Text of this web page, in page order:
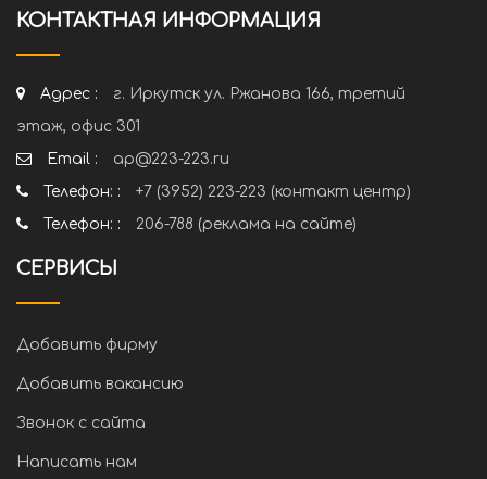
КОНТАКТНАЯ ИНФОРМАЦИЯ
Адрес :
г. Иркутск ул. Ржанова 166, третий
этаж, офис 301
Email :
ap@223-223.ru
Телефон: :
+7 (3952) 223-223 (контакт центр)
Телефон: :
206-788 (реклама на сайте)
СЕРВИСЫ
Добавить фирму
Добавить вакансию
Звонок с сайта
Написать нам